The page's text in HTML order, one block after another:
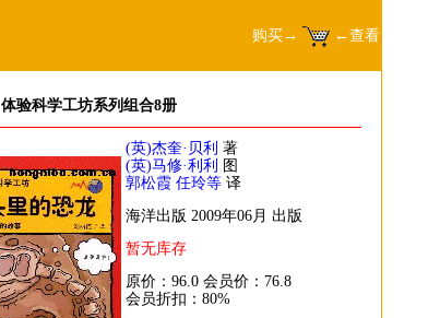
购买→ ←查看
体验科学工坊系列组合8册
(英)杰奎·贝利 著
(英)马修·利利
图
郭松霞 任玲等 译
海洋出版 2009年06月 出版
暂无库存
原价：96.0 会员价：76.8
会员折扣：80%